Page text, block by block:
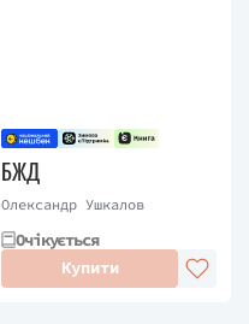
БЖД
Олександр Ушкалов
Очікується
Купити